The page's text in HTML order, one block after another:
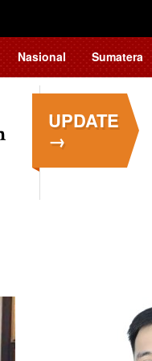
Nasional Sumatera
UPDATE
→